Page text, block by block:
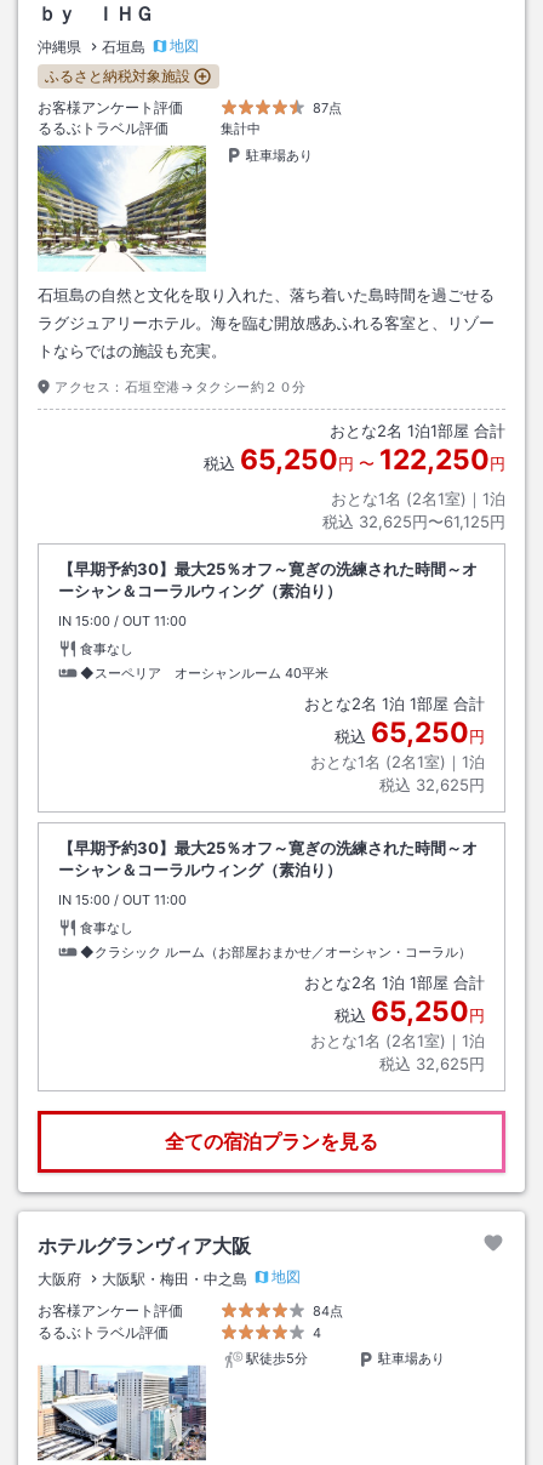
ｂｙ ＩＨＧ
沖縄県 石垣島
地図
ふるさと納税対象施設
お客様アンケート評価
87点
るるぶトラベル評価
集計中
駐車場あり
石垣島の自然と文化を取り入れた、落ち着いた島時間を過ごせる
ラグジュアリーホテル。海を臨む開放感あふれる客室と、リゾー
トならではの施設も充実。
アクセス： 石垣空港→タクシー約２０分
おとな2名 1泊1部屋 合計
税込 65,250円 〜 122,250円
おとな1名 (2名1室)｜ 1泊
税込 32,625円〜61,125円
【早期予約30】最大25％オフ～寛ぎの洗練された時間～オ
ーシャン＆コーラルウィング（素泊り）
IN チェックイン
15:00 / OUT チェックアウト
11:00
食事なし
◆スーペリア オーシャンルーム 40平米
おとな2名 1泊 1部屋 合計
税込 65,250円
おとな1名 (2名1室)｜ 1泊
税込 32,625円
【早期予約30】最大25％オフ～寛ぎの洗練された時間～オ
ーシャン＆コーラルウィング（素泊り）
IN チェックイン
15:00 / OUT チェックアウト
11:00
食事なし
◆クラシック ルーム（お部屋おまかせ／オーシャン・コーラル）
おとな2名 1泊 1部屋 合計
税込 65,250円
おとな1名 (2名1室)｜ 1泊
税込 32,625円
全ての宿泊プランを見る
ホテルグランヴィア大阪
大阪府 大阪駅・梅田・中之島
地図
お客様アンケート評価
84点
るるぶトラベル評価
4
駅徒歩5分
駐車場あり